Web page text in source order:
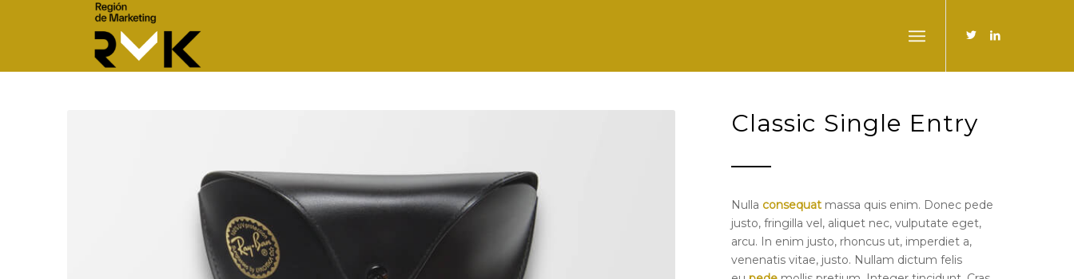
Classic Single Entry
Nulla consequat massa quis enim. Donec pede
justo, fringilla vel, aliquet nec, vulputate eget,
arcu. In enim justo, rhoncus ut, imperdiet a,
venenatis vitae, justo. Nullam dictum felis